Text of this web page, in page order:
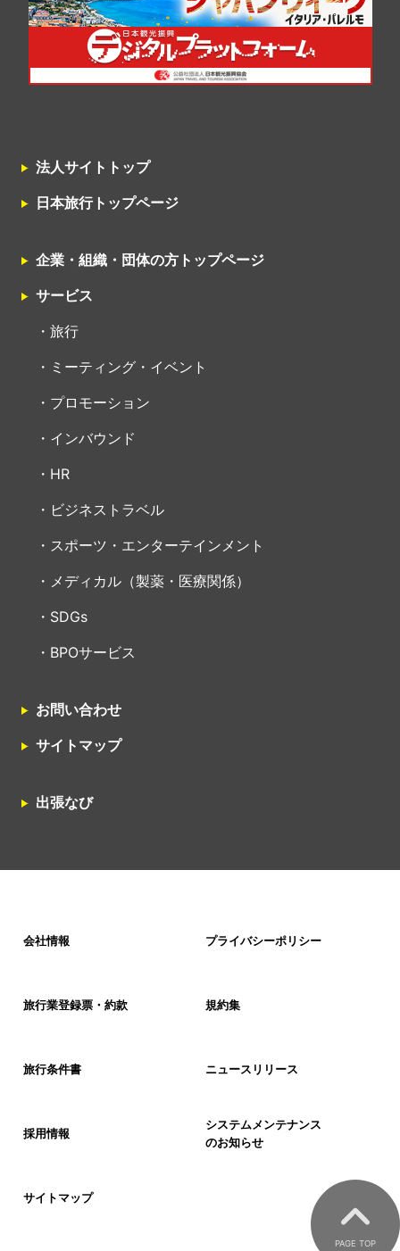
PAGE TOP
法人サイトトップ
日本旅行トップページ
企業・組織・団体の方トップページ
サービス
旅行
ミーティング・イベント
プロモーション
インバウンド
HR
ビジネストラベル
スポーツ・エンターテインメント
メディカル（製薬・医療関係）
SDGs
BPOサービス
お問い合わせ
サイトマップ
出張なび
会社情報 プライバシーポリシー
旅行業登録票・約款 規約集
旅行条件書 ニュースリリース
採用情報
システムメンテナンス
のお知らせ
サイトマップ